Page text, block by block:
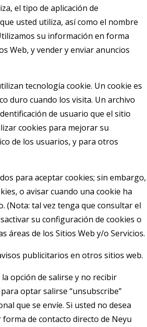
el tipo de aplicación de
usted utiliza, así como el nombre
su información en forma
Web, y vender y enviar anuncios
tecnología cookie. Un cookie es
duro cuando los visita. Un archivo
de usuario que el sitio
cookies para mejorar su
de los usuarios, y para otros
para aceptar cookies; sin embargo,
o avisar cuando una cookie ha
(Nota: tal vez tenga que consultar el
su configuración de cookies o
áreas de los Sitios Web y/o Servicios.
publicitarios en otros sitios web.
opción de salirse y no recibir
optar salirse “unsubscribe”
que se envíe. Si usted no desea
de contacto directo de Neyu